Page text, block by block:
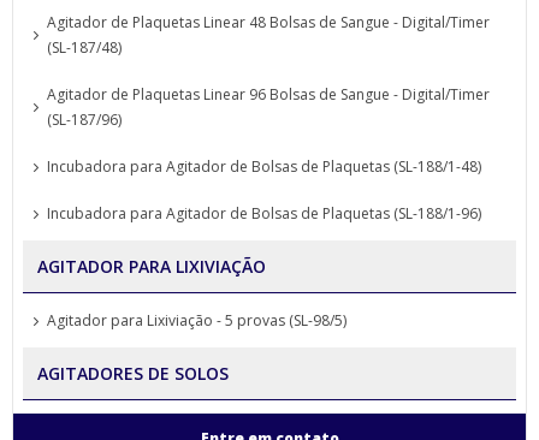
Agitador de Plaquetas Linear 48 Bolsas de Sangue - Digital/Timer
(SL-187/48)
Agitador de Plaquetas Linear 96 Bolsas de Sangue - Digital/Timer
(SL-187/96)
Incubadora para Agitador de Bolsas de Plaquetas (SL-188/1-48)
Incubadora para Agitador de Bolsas de Plaquetas (SL-188/1-96)
AGITADOR PARA LIXIVIAÇÃO
Agitador para Lixiviação - 5 provas (SL-98/5)
AGITADORES DE SOLOS
Agitador para Análise de Solos Proveta (SL-99)